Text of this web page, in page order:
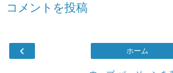
コメントを投稿
‹ ホーム